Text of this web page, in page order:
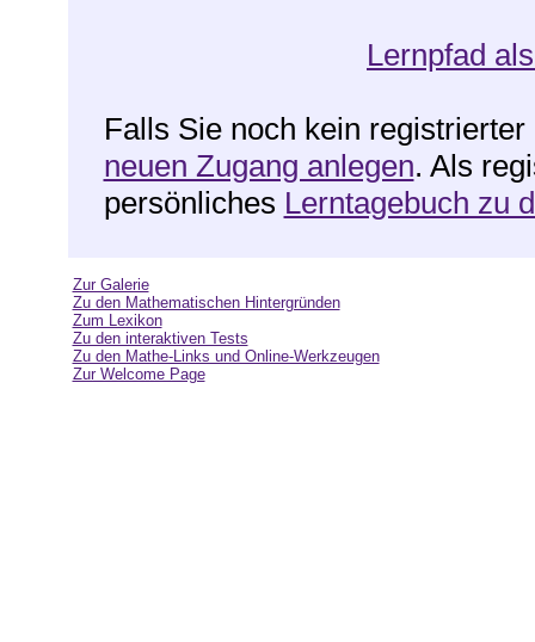
Lernpfad
Falls Sie noch kein
neuen Zugang anlegen. Als
persönliches Lerntagebuch zu
Zur Galerie
Zu den Mathematischen Hintergründen
Zum Lexikon
Zu den interaktiven Tests
Zu den Mathe-Links und Online-Werkzeugen
Zur Welcome Page